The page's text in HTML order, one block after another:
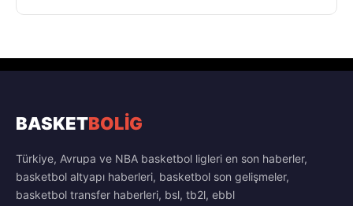
BASKETBOLİG
Türkiye, Avrupa ve NBA basketbol ligleri en son haberler,
basketbol altyapı haberleri, basketbol son gelişmeler,
basketbol transfer haberleri, bsl, tb2l, ebbl